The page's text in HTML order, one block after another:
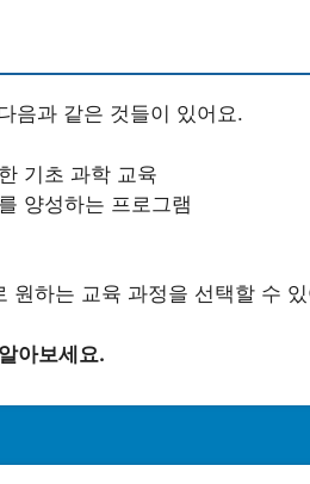
음과 같은 것들이 있어요.
기초 과학 교육
양성하는 프로그램
원하는 교육 과정을 선택할 수
아보세요.